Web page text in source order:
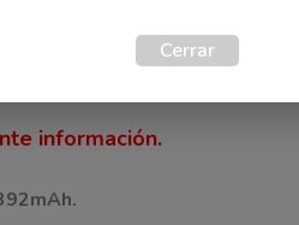
información.
Cerrar